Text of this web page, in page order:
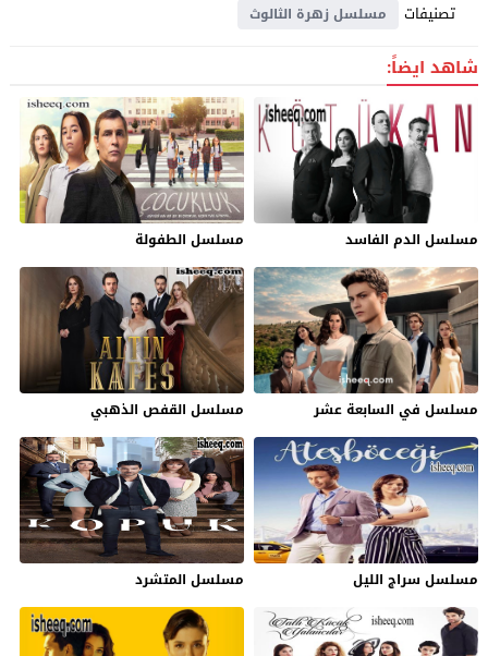
تصنيفات مسلسل زهرة الثالوث
شاهد ايضاً:
مسلسل الدم الفاسد مسلسل الطفولة
مسلسل في السابعة عشر مسلسل القفص الذهبي
مسلسل سراج الليل مسلسل المتشرد